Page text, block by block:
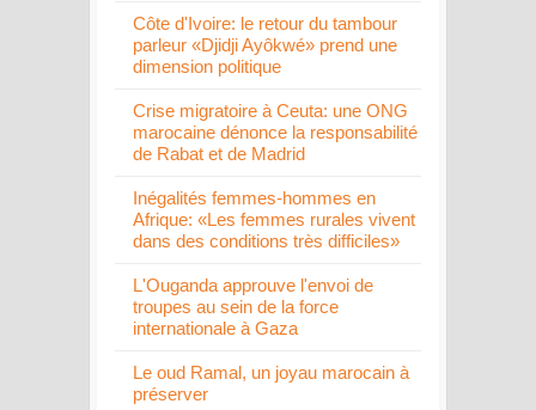
Côte d'Ivoire: le retour du tambour
parleur «Djidji Ayôkwé» prend une
dimension politique
Crise migratoire à Ceuta: une ONG
marocaine dénonce la responsabilité
de Rabat et de Madrid
Inégalités femmes-hommes en
Afrique: «Les femmes rurales vivent
dans des conditions très difficiles»
L'Ouganda approuve l'envoi de
troupes au sein de la force
internationale à Gaza
Le oud Ramal, un joyau marocain à
préserver